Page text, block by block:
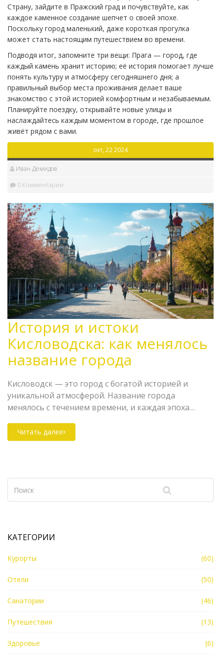
Страну, зайдите в Пражский град и почувствуйте, как
каждое каменное создание шепчет о своей эпохе.
Поскольку город маленький, даже короткая прогулка
может стать настоящим путешествием во времени.
Подводя итог, запомните три вещи: Прага — город, где
каждый камень хранит историю; её история помогает лучше
понять культуру и атмосферу сегодняшнего дня; а
правильный выбор места проживания делает ваше
знакомство с этой историей комфортным и незабываемым.
Планируйте поездку, открывайте новые улицы и
наслаждайтесь каждым моментом в городе, где прошлое
живёт рядом с вами.
окт, 22 2024
Иван Демидов
0 Комментарии
История и истоки
Кисловодска: как менялось
название города
Кисловодск — это город с богатой историей и
уникальной атмосферой. Название города
менялось с течением времени, и каждая эпоха
рассматриваются исторические изменения в
наименовании города, а также интересные факты о
отдыхающих, желающих узнать больше об этом
удивительном месте.
Читать далее
КАТЕГОРИИ
Курорты (60)
Отели (50)
Санатории (46)
Путешествия (13)
Здоровье (6)